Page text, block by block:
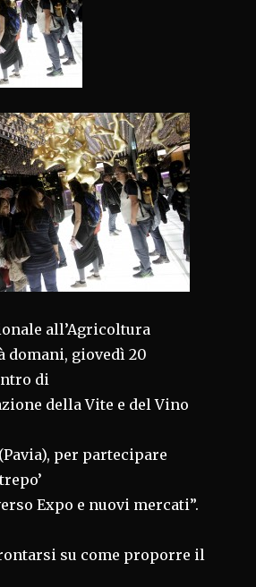
all’Agricoltura
domani, giovedì 20
di
della Vite e del Vino
per partecipare
Expo e nuovi mercati”.
su come proporre il